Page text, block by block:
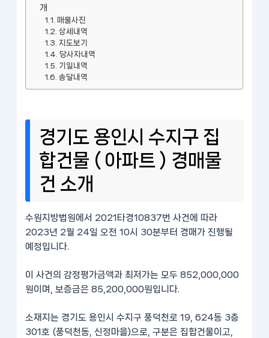
개
매물사진
상세내역
지도보기
당사자내역
기일내역
송달내역
경기도 용인시 수지구 집
합건물 ( 아파트 ) 경매물
건 소개
수원지방법원에서 2021타경10837번 사건에 따라
2023년 2월 24일 오전 10시 30분부터 경매가 진행될
예정입니다.
이 사건의 감정평가금액과 최저가는 모두 852,000,000
원이며, 보증금은 85,200,000원입니다.
소재지는 경기도 용인시 수지구 풍덕천로 19, 624동 3층
301호 (풍덕천동, 신정마을)으로, 구분은 집합건물이고,